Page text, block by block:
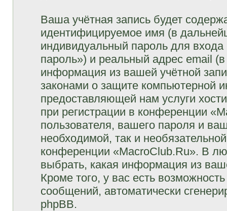
Ваша учётная запись будет
идентифицируемое имя (в
индивидуальный пароль для
пароль») и реальный адрес email
информация из вашей учётной
законами о защите компьютерной
предоставляющей нам услуги
при регистрации в конференции
пользователя, вашего пароля и
необходимой, так и
конференции «MacroClub.Ru». В
выбрать, какая информация из
Кроме того, у вас есть
сообщений, автоматически
phpBB.